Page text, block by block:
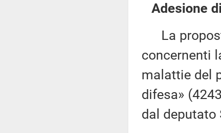
Adesione
La
concernenti
malattie del
difesa»
dal deputato